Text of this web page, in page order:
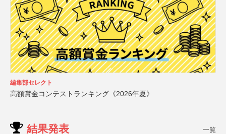
編集部セレクト
高額賞金コンテストランキング《2026年夏》
結果発表 一覧